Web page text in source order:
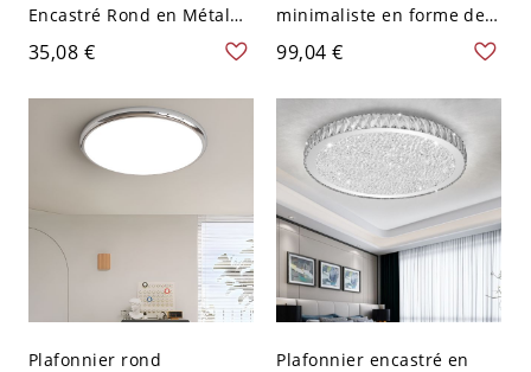
Encastré Rond en Métal
Plafonnier à 1 Lumière
avec Abat-Jour d'Orbe en
Cristal - 110 V-120 V
Argent 6,35 cm
35,08 €
minimaliste en forme de
tambour en métal pour
salon de 7,5" de diamètre
avec bordure argentée et
lumière blanche
99,04 €
Plafonnier rond
Plafonnier encastré en